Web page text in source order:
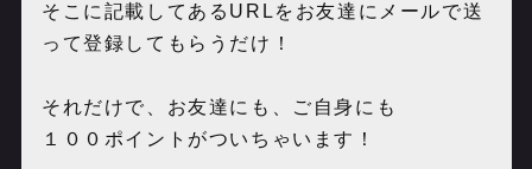
そこに記載してあるURLをお友達にメールで送
って登録してもらうだけ！
それだけで、お友達にも、ご自身にも
１００ポイントがついちゃいます！